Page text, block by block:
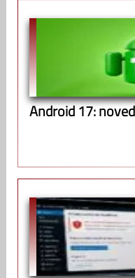
Android 17: